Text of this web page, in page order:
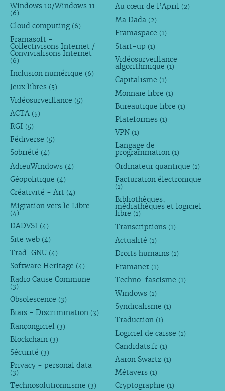
Windows 10/Windows 11
(6)
Cloud computing (6)
Framasoft -
Collectivisons Internet /
Convivialisons Internet
(6)
Inclusion numérique (6)
Jeux libres (5)
Vidéosurveillance (5)
ACTA (5)
RGI (5)
Fédiverse (5)
Sobriété (4)
AdieuWindows (4)
Géopolitique (4)
Créativité - Art (4)
Migration vers le Libre
(4)
DADVSI (4)
Site web (4)
Trad-GNU (4)
Software Heritage (4)
Radio Cause Commune
(3)
Obsolescence (3)
Biais - Discrimination (3)
Rançongiciel (3)
Blockchain (3)
Sécurité (3)
Privacy - personal data
(3)
Technosolutionnisme (3)
Au cœur de l’April (2)
Ma Dada (2)
Framaspace (1)
Start-up (1)
Vidéosurveillance
algorithmique (1)
Capitalisme (1)
Monnaie libre (1)
Bureautique libre (1)
Plateformes (1)
VPN (1)
Langage de
programmation (1)
Ordinateur quantique (1)
Facturation électronique
(1)
Bibliothèques,
médiathèques et logiciel
libre (1)
Transcriptions (1)
Actualité (1)
Droits humains (1)
Framanet (1)
Techno-fascisme (1)
Windows (1)
Syndicalisme (1)
Traduction (1)
Logiciel de caisse (1)
Candidats.fr (1)
Aaron Swartz (1)
Métavers (1)
Cryptographie (1)